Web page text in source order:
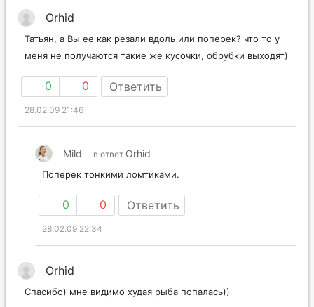
Orhid
Татьян, а Вы ее как резали вдоль или поперек? что то у
меня не получаются такие же кусочки, обрубки выходят)
0 0 Ответить
28.02.09 21:46
Mild в ответ Orhid
Поперек тонкими ломтиками.
0 0 Ответить
28.02.09 22:34
Orhid
Спасибо) мне видимо худая рыба попалась))